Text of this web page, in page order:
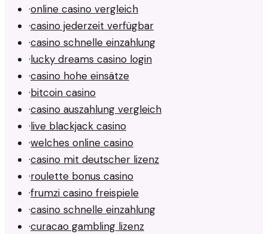
·online casino vergleich
·casino jederzeit verfügbar
·casino schnelle einzahlung
·lucky dreams casino login
·casino hohe einsätze
·bitcoin casino
·casino auszahlung vergleich
·live blackjack casino
·welches online casino
·casino mit deutscher lizenz
·roulette bonus casino
·frumzi casino freispiele
·casino schnelle einzahlung
·curacao gambling lizenz